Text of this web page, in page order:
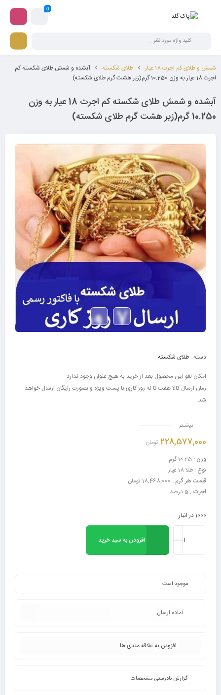
0
شمش و طلای کم اجرت 18 عیار طلای شکسته
آبشده و شمش طلای شکسته کم
اجرت 18 عیار به وزن 10.250 گرم(زیر هشت گرم طلای شکسته)
آبشده و شمش طلای شکسته کم اجرت 18 عیار به وزن
10.250 گرم(زیر هشت گرم طلای شکسته)
موجود است
آماده ارسال
افزودن به علاقه مندی ها
گزارش نادرستی مشخصات
دسته : طلای شکسته
امکان لغو این محصول بعد از خرید به هیچ عنوان وجود ندارد
زمان ارسال کالا هفت تا نه روز کاری با پست ویژه و بصورت رایگان ارسال خواهد
شد.
بیشـتر
228,577,000 تومان
وزن :
نوع : طلا 18 عیار
قیمت هر گرم :
اجرت :
1000 در انبار
افزودن به سبد خرید